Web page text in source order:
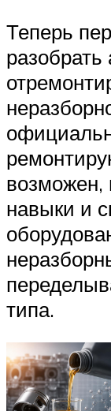
Теперь
разобрать
возможен,
навыки и
типа.